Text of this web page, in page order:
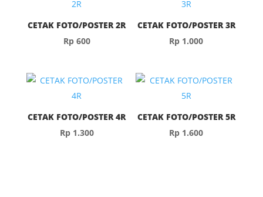
CETAK FOTO/POSTER 2R
Rp600
CETAK FOTO/POSTER 3R
Rp 1.000
CETAK FOTO/POSTER 4R
Rp1.300
CETAK FOTO/POSTER 5R
Rp 1.600